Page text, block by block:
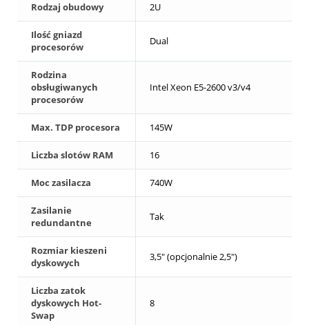
Rodzaj obudowy 2U
Ilość gniazd
procesorów
Dual
Rodzina
obsługiwanych
procesorów
Intel Xeon E5-2600 v3/v4
Max. TDP procesora 145W
Liczba slotów RAM 16
Moc zasilacza 740W
Zasilanie
redundantne
Tak
Rozmiar kieszeni
dyskowych
3,5" (opcjonalnie 2,5")
Liczba zatok
dyskowych Hot-
Swap
8